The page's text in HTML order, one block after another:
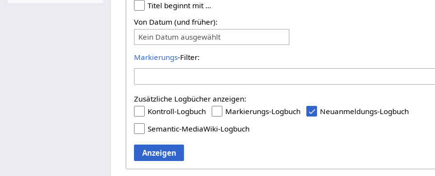
Titel beginnt mit …
Von Datum (und früher):
Kein Datum ausgewählt
Markierungs-Filter:
Zusätzliche Logbücher anzeigen:
Kontroll-Logbuch
Markierungs-Logbuch
Neuanmeldungs-Logbuch
Semantic-MediaWiki-Logbuch
Anzeigen